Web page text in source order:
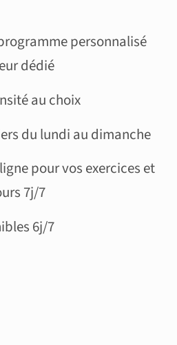
personnalisé
dédié
au choix
du lundi au dimanche
pour vos exercices et
7j/7
6j/7